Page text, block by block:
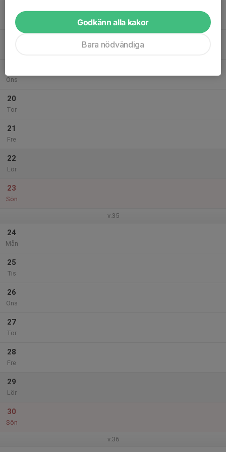
Mån
Ons
20
Tor
21
Fre
22
Lör
23
Sön
v.35
24
Mån
25
Tis
26
Ons
27
Tor
28
Fre
29
Lör
30
Sön
v.36
Godkänn alla kakor
Bara nödvändiga